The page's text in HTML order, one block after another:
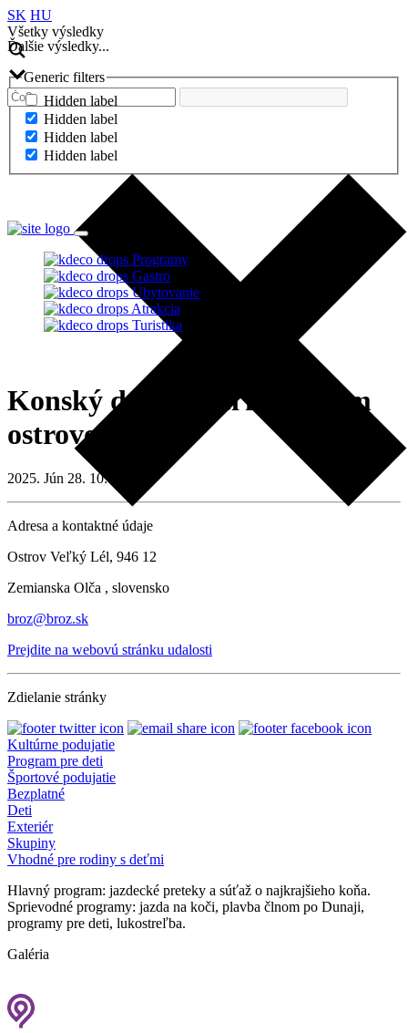
SK HU
Všetky výsledky
Ďalšie výsledky...
Generic filters
Hidden label
Hidden label
Hidden label
Hidden label
Ďalšie výsledky...
Programy
Gastro
Ubytovanie
Atrakcia
Turistika
Konský deň na Veľkolélskom
ostrove
2025. Jún 28. 10:00
Adresa a kontaktné údaje
Ostrov Veľký Lél, 946 12
Zemianska Olča , slovensko
broz@broz.sk
Prejdite na webovú stránku udalosti
Zdielanie stránky
Kultúrne podujatie
Program pre deti
Športové podujatie
Bezplatné
Deti
Exteriér
Skupiny
Vhodné pre rodiny s deťmi
Hlavný program: jazdecké preteky a súťaž o najkrajšieho koňa.
Sprievodné programy: jazda na koči, plavba člnom po Dunaji,
programy pre deti, lukostreľba.
Galéria